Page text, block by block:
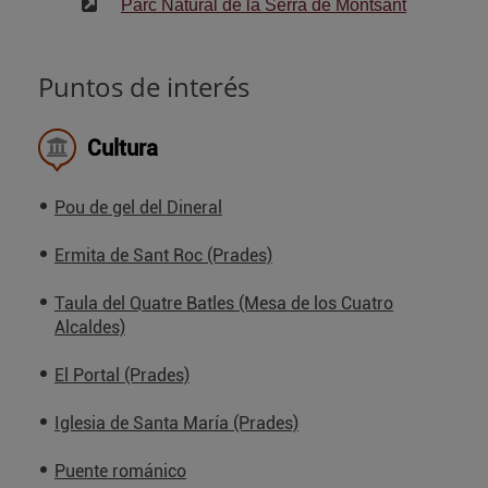
Parc Natural de la Serra de Montsant
Puntos de interés
Cultura
Pou de gel del Dineral
Ermita de Sant Roc (Prades)
Taula del Quatre Batles (Mesa de los Cuatro
Alcaldes)
El Portal (Prades)
Iglesia de Santa María (Prades)
Puente románico